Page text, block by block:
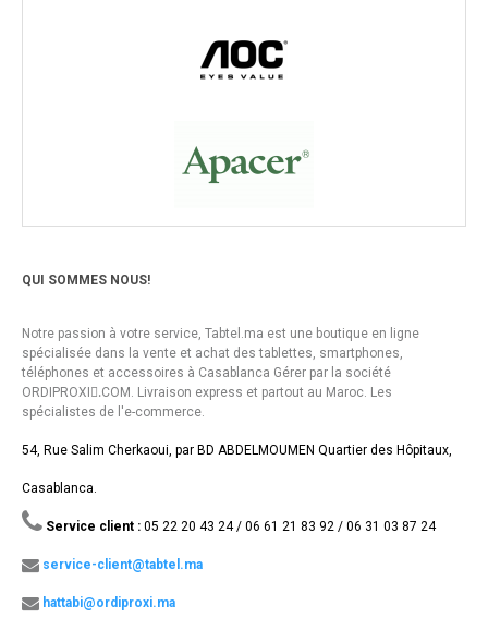
QUI SOMMES NOUS!
Notre passion à votre service, Tabtel.ma est une boutique en ligne
spécialisée dans la vente et achat des tablettes, smartphones,
téléphones et accessoires à Casablanca Gérer par la société
ORDIPROXI.ِCOM. Livraison express et partout au Maroc. Les
spécialistes de l'e-commerce.
54, Rue Salim Cherkaoui, par BD ABDELMOUMEN Quartier des Hôpitaux,
Casablanca.
Service client : 05 22 20 43 24 / 06 61 21 83 92 / 06 31 03 87 24
service-client@tabtel.ma
hattabi@ordiproxi.ma